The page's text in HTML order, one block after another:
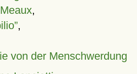
,
,
von der Menschwerdung